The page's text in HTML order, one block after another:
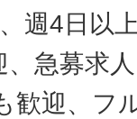
週4日以
急募求
歓迎、フ